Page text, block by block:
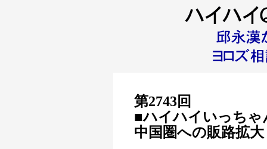
第2743回
■ハイハイいっちゃ
中国圏への販路拡大